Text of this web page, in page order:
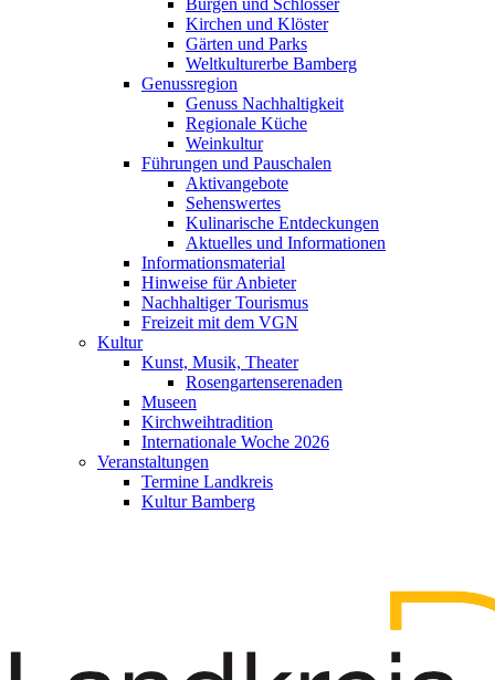
Burgen und Schlösser
Kirchen und Klöster
Gärten und Parks
Weltkulturerbe Bamberg
Genussregion
Genuss Nachhaltigkeit
Regionale Küche
Weinkultur
Führungen und Pauschalen
Aktivangebote
Sehenswertes
Kulinarische Entdeckungen
Aktuelles und Informationen
Informationsmaterial
Hinweise für Anbieter
Nachhaltiger Tourismus
Freizeit mit dem VGN
Kultur
Kunst, Musik, Theater
Rosengartenserenaden
Museen
Kirchweihtradition
Internationale Woche 2026
Veranstaltungen
Termine Landkreis
Kultur Bamberg